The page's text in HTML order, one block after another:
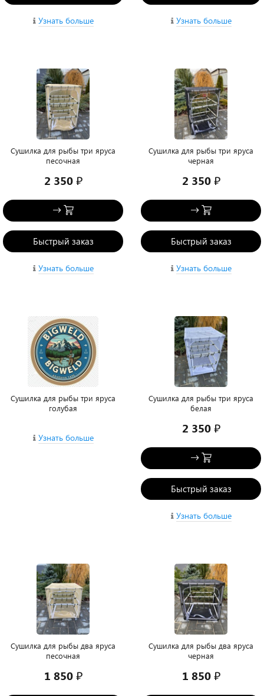
Узнать больше Узнать больше
Сушилка для рыбы три яруса
песочная
2 350 ₽
Быстрый заказ
Узнать больше
Сушилка для рыбы три яруса
черная
2 350 ₽
Быстрый заказ
Узнать больше
Сушилка для рыбы три яруса
голубая
Узнать больше
Сушилка для рыбы три яруса
белая
2 350 ₽
Быстрый заказ
Узнать больше
Сушилка для рыбы два яруса
песочная
1 850 ₽
Сушилка для рыбы два яруса
черная
1 850 ₽